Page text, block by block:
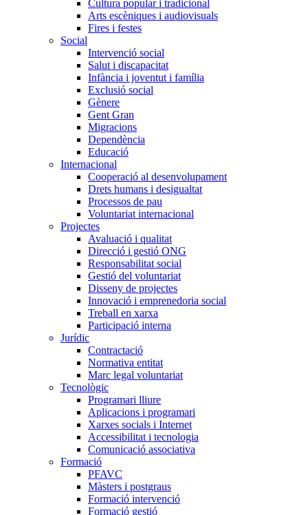
Cultura popular i tradicional
Arts escèniques i audiovisuals
Fires i festes
Social
Intervenció social
Salut i discapacitat
Infància i joventut i família
Exclusió social
Gènere
Gent Gran
Migracions
Dependència
Educació
Internacional
Cooperació al desenvolupament
Drets humans i desigualtat
Processos de pau
Voluntariat internacional
Projectes
Avaluació i qualitat
Direcció i gestió ONG
Responsabilitat social
Gestió del voluntariat
Disseny de projectes
Innovació i emprenedoria social
Treball en xarxa
Participació interna
Jurídic
Contractació
Normativa entitat
Marc legal voluntariat
Tecnològic
Programari lliure
Aplicacions i programari
Xarxes socials i Internet
Accessibilitat i tecnologia
Comunicació associativa
Formació
PFAVC
Màsters i postgraus
Formació intervenció
Formació gestió